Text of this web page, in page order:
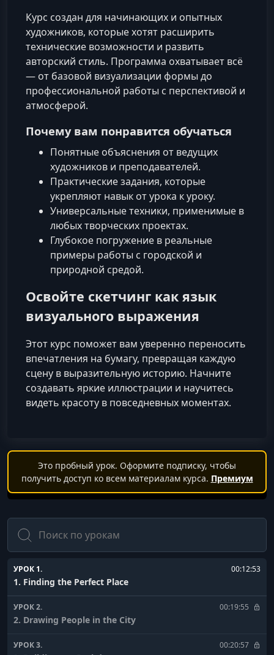
Курс создан для начинающих и опытных
художников, которые хотят расширить
технические возможности и развить
авторский стиль. Программа охватывает всё
— от базовой визуализации формы до
профессиональной работы с перспективой и
атмосферой.
Почему вам понравится обучаться
Понятные объяснения от ведущих
художников и преподавателей.
Практические задания, которые
укрепляют навык от урока к уроку.
Универсальные техники, применимые в
любых творческих проектах.
Глубокое погружение в реальные
примеры работы с городской и
природной средой.
Освойте скетчинг как язык
визуального выражения
Этот курс поможет вам уверенно переносить
впечатления на бумагу, превращая каждую
сцену в выразительную историю. Начните
создавать яркие иллюстрации и научитесь
видеть красоту в повседневных моментах.
Это пробный урок. Оформите подписку, чтобы
получить доступ ко всем материалам курса. Премиум
Поиск
УРОК 1. 00:12:53
1. Finding the Perfect Place
УРОК 2. 00:19:55
2. Drawing People in the City
УРОК 3. 00:20:57